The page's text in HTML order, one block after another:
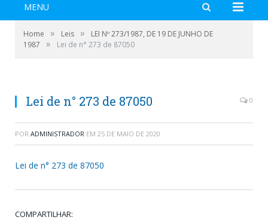
MENU
Home » Leis »
LEI Nº 273/1987, DE 19 DE JUNHO DE
1987
» Lei de n° 273 de 87050
Lei de n° 273 de 87050 0
POR ADMINISTRADOR EM 25 DE MAIO DE 2020
Lei de n° 273 de 87050
COMPARTILHAR: